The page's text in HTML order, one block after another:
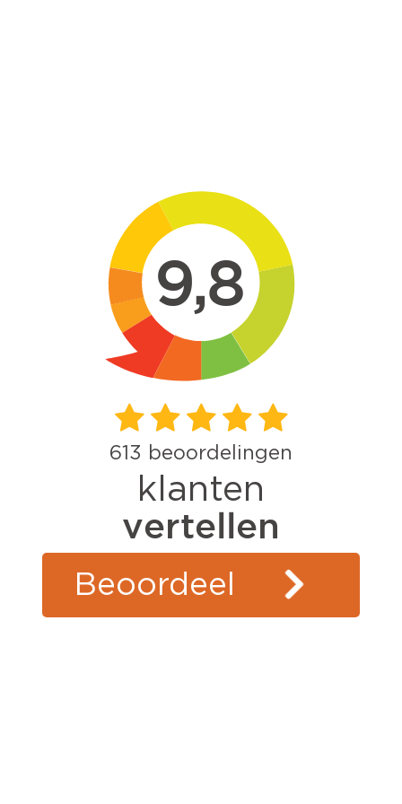
9,8
613 beoordelingen
klanten
vertellen
Beoordeel